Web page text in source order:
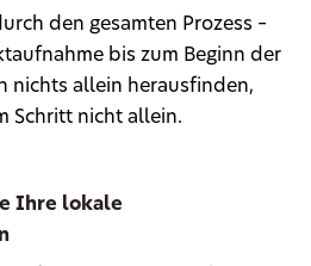
den gesamten Prozess –
bis zum Beginn der
nichts allein herausfinden,
Schritt nicht allein.
Ihre lokale